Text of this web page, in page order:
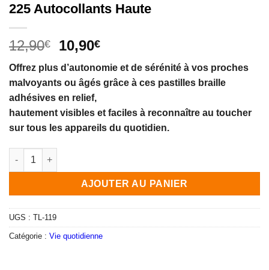
225 Autocollants Haute
12,90€
Le
initial
était :
12,90€.
10,90€Le
actuel
est :
Offrez plus d’autonomie et de sérénité à vos proches
malvoyants ou âgés grâce à ces pastilles braille
adhésives en relief,
hautement visibles et faciles à reconnaître au toucher
sur tous les appareils du quotidien.
quantité de Pastilles Braille Adhésives en Relief – 225
AJOUTER AU PANIER
UGS : TL-119
Catégorie : Vie quotidienne